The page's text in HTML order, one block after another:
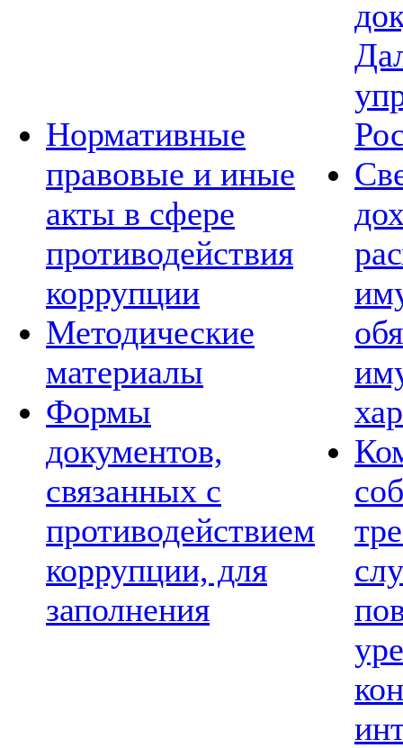
Нормативные
правовые и иные
акты в сфере
противодействия
коррупции
Методические
материалы
Формы
документов,
связанных с
противодействием
коррупции, для
заполнения